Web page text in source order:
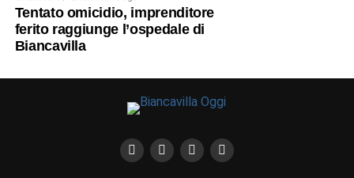
Tentato omicidio, imprenditore
ferito raggiunge l’ospedale di
Biancavilla